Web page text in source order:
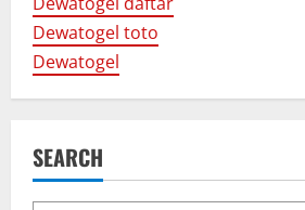
i
g
a
t
Dewatogel toto
Dewatogel
SEARCH